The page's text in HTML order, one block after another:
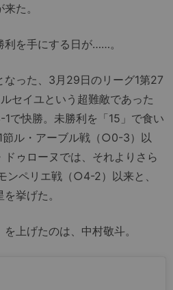
た。
を手にする日が……。
った、3月29日のリーグ1第27
セイユという超難敵であった
で快勝。未勝利を「15」で食い
節ル・アーブル戦（○0-3）以
ゥローヌでは、それよりさら
ンペリエ戦（○4-2）以来と、
挙げた。
上げたのは、中村敬斗。